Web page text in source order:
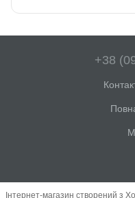
+38
Інтернет-магазин створений з